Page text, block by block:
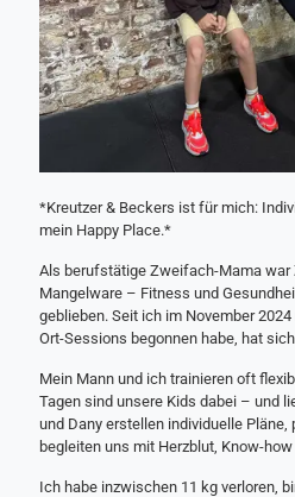
*Kreutzer & Beckers ist für mich:
mein Happy Place.*
Als berufstätige Zweifach-Mama
Mangelware – Fitness und
geblieben. Seit ich im November
Ort-Sessions begonnen habe, hat
Mein Mann und ich trainieren oft
Tagen sind unsere Kids dabei – und
und Dany erstellen individuelle
begleiten uns mit Herzblut, Know-
Ich habe inzwischen 11 kg verloren,